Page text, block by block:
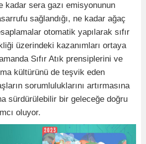
kadar sera gazı emisyonunun
sağlandığı, ne kadar ağaç
otomatik yapılarak sıfır
üzerindeki kazanımları ortaya
Sıfır Atık prensiplerini ve
kültürünü de teşvik eden
sorumluluklarını artırmasına
sürdürülebilir bir geleceğe doğru
oluyor.